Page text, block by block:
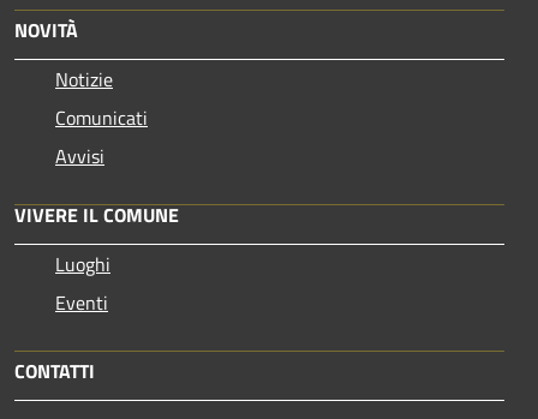
NOVITÀ
Notizie
Comunicati
Avvisi
VIVERE IL COMUNE
Luoghi
Eventi
CONTATTI